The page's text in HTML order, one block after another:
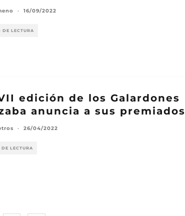
· 16/09/2022
DE LECTURA
edición de los Galardones
anuncia a sus premiados
· 26/04/2022
LECTURA